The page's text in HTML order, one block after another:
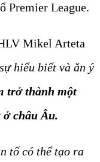
Premier League.
Mikel Arteta
hiểu biết và ăn ý
trở thành một
châu Âu.
tố có thể tạo ra